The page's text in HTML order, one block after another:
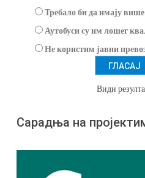
Требало би да имају
Аутобуси су им лошег
Не користим јавни
Види
Сарадња на